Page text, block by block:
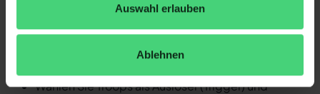
Auswahl erlauben
Ablehnen
Nachricht versenden
Loggen Sie sich in Ihren Zapier Account ein und
erstellen Sie einen neuen Zap.
Wählen Sie Troops als Auslöser (Trigger) und